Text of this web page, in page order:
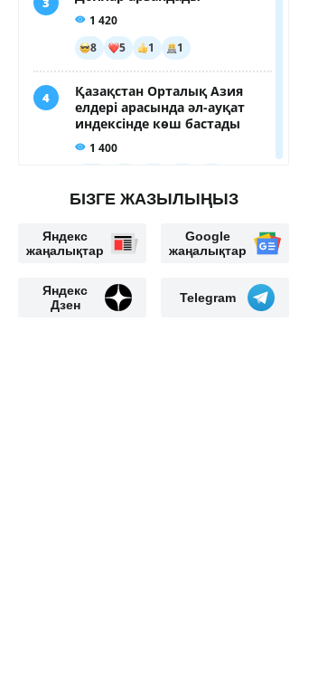
БІЗГЕ ЖАЗЫЛЫҢЫЗ
Яндекс
жаңалықтар
Google
жаңалықтар
Яндекс
Дзен
Telegram